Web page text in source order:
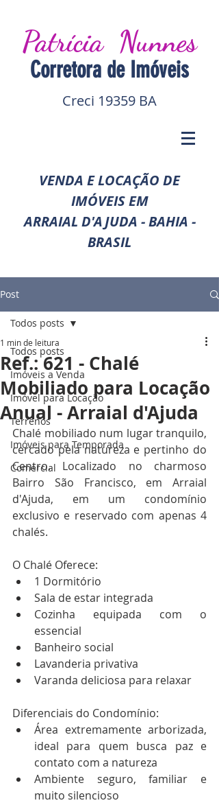
Patrícia Nunnes
Corretora de Imóveis
Creci 19359 BA
VENDA E LOCAÇÃO DE
IMÓVEIS EM
ARRAIAL D'AJUDA - BAHIA -
BRASIL
Post
Todos posts
Imóveis a Venda
Imóvel para Locação
Terrenos
Imóveis para Temporada
Comercial
Todos posts
Ref.: 621 - Chalé
Mobiliado para Locação
Anual - Arraial d'Ajuda
1 min de leitura
Chalé mobiliado num lugar tranquilo,
cercado pela natureza e pertinho do
Centro. Localizado no charmoso
Bairro São Francisco, em Arraial
d'Ajuda, em um condomínio
exclusivo e reservado com apenas 4
chalés.
O Chalé Oferece:
1 Dormitório
Sala de estar integrada
Cozinha equipada com o
essencial
Banheiro social
Lavanderia privativa
Varanda deliciosa para relaxar
Diferenciais do Condomínio:
Área extremamente arborizada,
ideal para quem busca paz e
contato com a natureza
Ambiente seguro, familiar e
muito silencioso